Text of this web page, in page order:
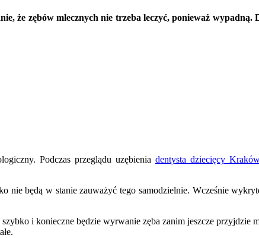
zębów mlecznych nie trzeba leczyć, ponieważ wypadną.
Podczas przeglądu uzębienia dentysta dziecięcy
będą w stanie zauważyć tego samodzielnie. Wcześnie
i konieczne będzie wyrwanie zęba zanim jeszcze przyjdzie